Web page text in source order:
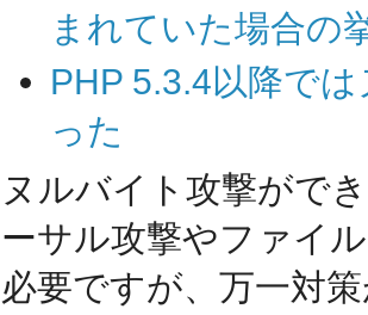
まれていた場合の
PHP 5.3.4以降で
った
ヌルバイト攻撃がで
ーサル攻撃やファイ
必要ですが、万一対